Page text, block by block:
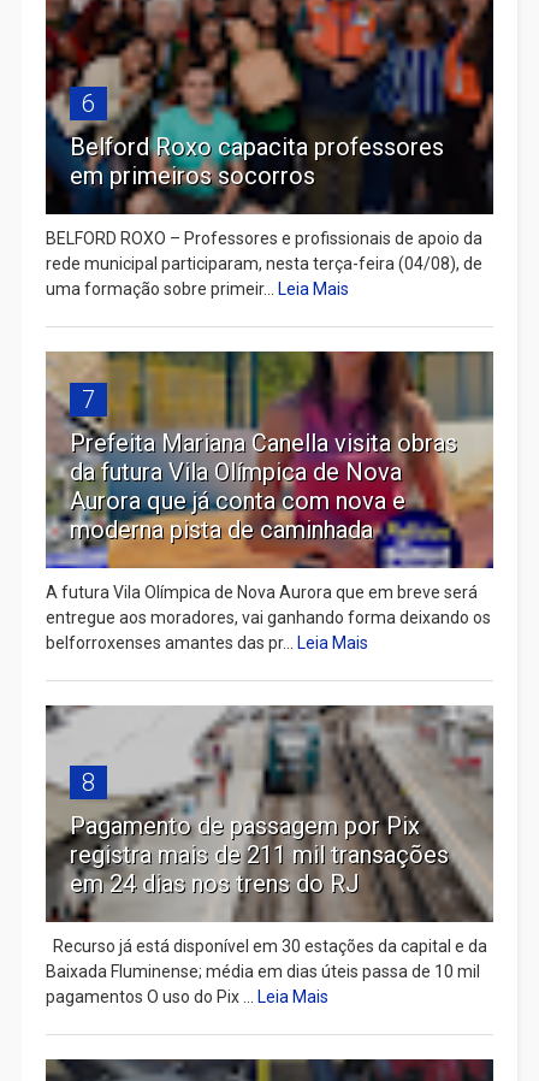
6
Belford Roxo capacita professores
em primeiros socorros
BELFORD ROXO – Professores e profissionais de apoio da
rede municipal participaram, nesta terça-feira (04/08), de
uma formação sobre primeir...
Leia Mais
7
Prefeita Mariana Canella visita obras
da futura Vila Olímpica de Nova
Aurora que já conta com nova e
moderna pista de caminhada
A futura Vila Olímpica de Nova Aurora que em breve será
entregue aos moradores, vai ganhando forma deixando os
belforroxenses amantes das pr...
Leia Mais
8
Pagamento de passagem por Pix
registra mais de 211 mil transações
em 24 dias nos trens do RJ
Recurso já está disponível em 30 estações da capital e da
Baixada Fluminense; média em dias úteis passa de 10 mil
pagamentos O uso do Pix ...
Leia Mais